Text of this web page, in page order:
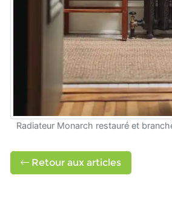
Radiateur Monarch restauré et
Retour aux articles